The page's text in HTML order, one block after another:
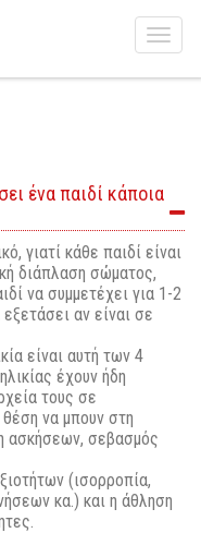
ένα παιδί κάποια
γιατί κάθε παιδί είναι
διάπλαση σώματος,
να συμμετέχει για 1-2
αν είναι σε
είναι αυτή των 4
έχουν ήδη
τους σε
θέση να μπουν στη
ασκήσεων, σεβασμός
(ισορροπία,
κα.) και η άθληση